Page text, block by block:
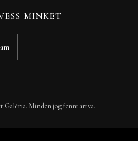
MINKET
Galéria. Minden jog fenntartva.